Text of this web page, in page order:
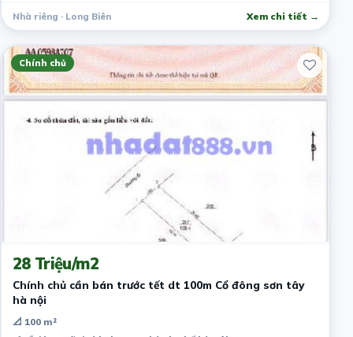
Nhà riêng · Long Biên Xem chi tiết →
Chính chủ
28 Triệu/m2
Chính chủ cần bán trước tết dt 100m Cổ đông sơn tây
hà nội
📐 100 m²